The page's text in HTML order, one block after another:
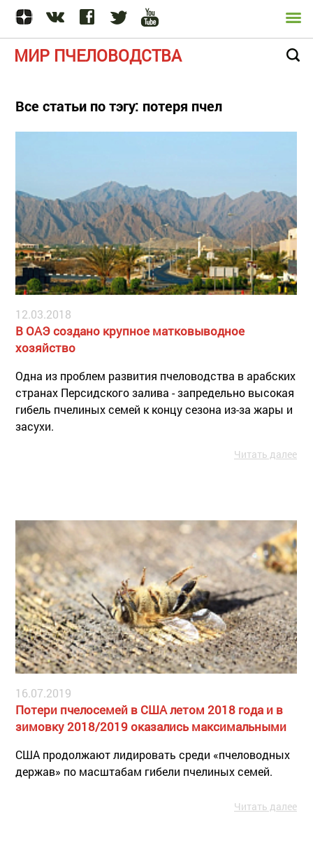
МИР ПЧЕЛОВОДСТВА
Все статьи по тэгу: потеря пчел
12.03.2018
В ОАЭ создано крупное матковыводное
хозяйство
Одна из проблем развития пчеловодства в арабских
странах Персидского залива - запредельно высокая
гибель пчелиных семей к концу сезона из-за жары и
засухи.
Читать далее
16.07.2019
Потери пчелосемей в США летом 2018 года и в
зимовку 2018/2019 оказались максимальными
США продолжают лидировать среди «пчеловодных
держав» по масштабам гибели пчелиных семей.
Читать далее